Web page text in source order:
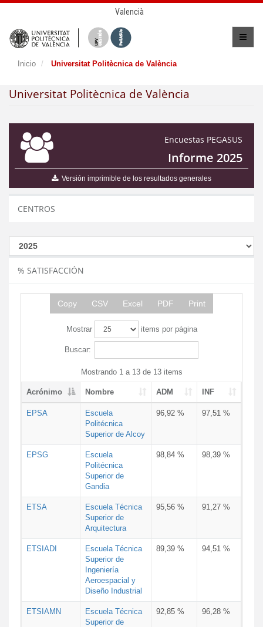
Valencià
Inicio Universitat Politècnica de València
Universitat Politècnica de València
Encuestas PEGASUS
Informe 2025
Versión imprimible de los resultados generales
CENTROS
% SATISFACCIÓN
Copy CSV Excel PDF Print
Mostrar items por página
Buscar:
Mostrando 1 a 13 de 13 items
Acrónimo Nombre ADM INF
EPSA
Escuela
Politécnica
Superior de Alcoy
96,92 % 97,51 %
EPSG
Escuela
Politécnica
Superior de
Gandia
98,84 % 98,39 %
ETSA
Escuela Técnica
Superior de
Arquitectura
95,56 % 91,27 %
ETSIADI
Escuela Técnica
Superior de
Ingeniería
Aeroespacial y
Diseño Industrial
89,39 % 94,51 %
ETSIAMN
Escuela Técnica
Superior de
92,85 % 96,28 %